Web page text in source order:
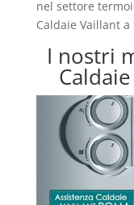
nel settore
Caldaie Vaillant a
I nostri